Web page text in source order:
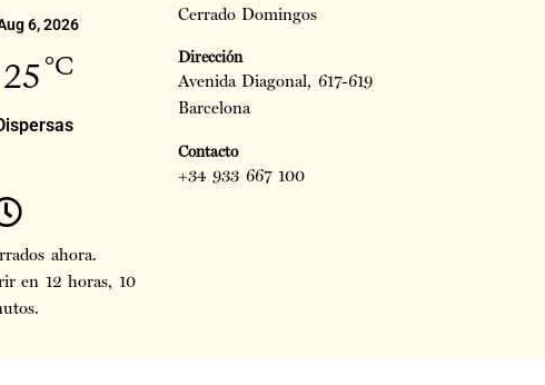
6, 2026
25 °C
ahora.
en 12 horas, 10
Cerrado Domingos
Dirección
Avenida Diagonal, 617-619
Barcelona
Contacto
+34 933 667 100